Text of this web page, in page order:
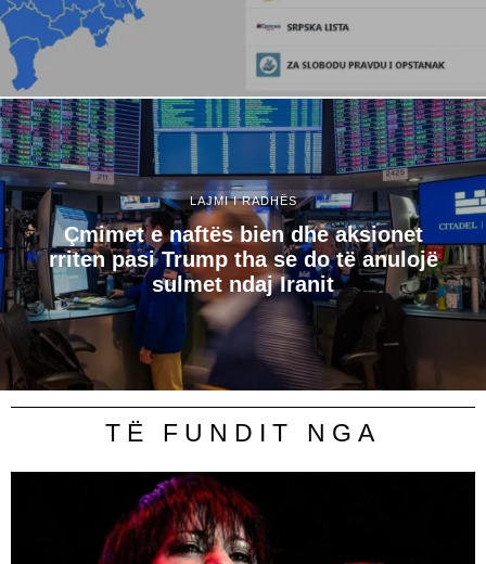
LAJMI I RADHËS
Çmimet e naftës bien dhe aksionet
rriten pasi Trump tha se do të anulojë
sulmet ndaj Iranit
TË FUNDIT NGA